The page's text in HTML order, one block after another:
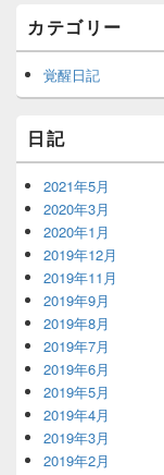
リ
ア
カテゴリー
覚醒日記
日記
2021年5月
2020年3月
2020年1月
2019年12月
2019年11月
2019年9月
2019年8月
2019年7月
2019年6月
2019年5月
2019年4月
2019年3月
2019年2月